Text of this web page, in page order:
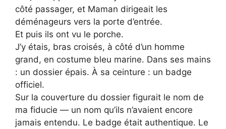
côté passager, et Maman dirigeait les
déménageurs vers la porte d’entrée.
Et puis ils ont vu le porche.
J’y étais, bras croisés, à côté d’un homme
grand, en costume bleu marine. Dans ses mains
: un dossier épais. À sa ceinture : un badge
officiel.
Sur la couverture du dossier figurait le nom de
ma fiducie — un nom qu’ils n’avaient encore
jamais entendu. Le badge était authentique. Le